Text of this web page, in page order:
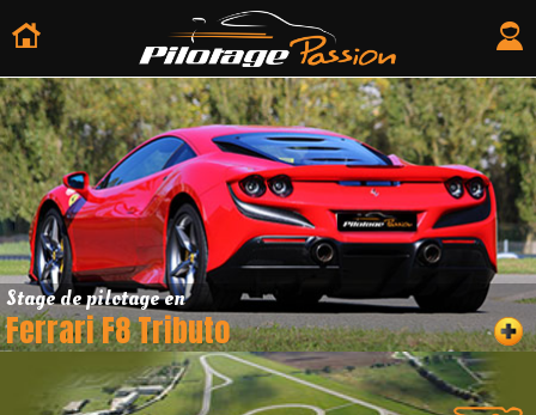
Stage de pilotage en
Ferrari F8 Tributo